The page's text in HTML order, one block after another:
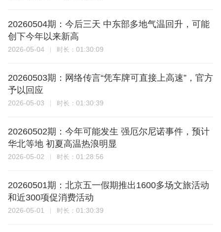
20260504期：今后三天 中东部多地气温回升，可能
创下今年以来新高
2026-05-04 时长： 01:30:09
20260503期：网络传言“凭车牌可直接上高速”，官方
予以回应
2026-05-03 时长： 01:30:39
20260502期：今年可能发生 强厄尔尼诺事件，预计
华北等地 初夏高温热浪明显
2026-05-02 时长： 01:28:56
20260501期：北京五一假期推出1600多场文旅活动
和近300项促消费活动
2026-05-01 时长： 01:30:39